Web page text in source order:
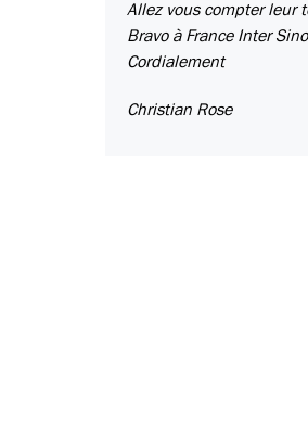
Allez vous compter leur
Bravo à France Inter
Cordialement
Christian Rose